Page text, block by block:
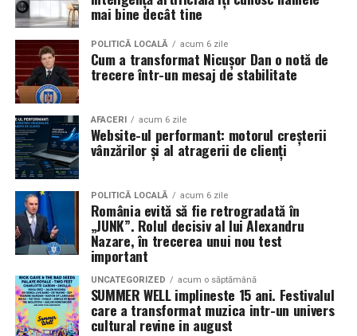
Sursa articol:BVON.ro
în mai multe orașe.
Pe11 februarieva avea loc proiecția specială
mea”de la Cinema City din City Park Constanța,de la
18:30, unde
regizorul Paul Decu și actrița Azaleea
Necula, originari din Constanța și împrejurimi, vor
prezenta filmul alături de colegii lor
Alexandra Răduță și Gabriel Vatavu.
Cinema City Shopping City Galați
12 februarie de la 18:30la întâlnirea cu actrițele
State și Azaleea Necula și regizorul Paul Decu.
Pe 13 februarie la ora 18:30, spectatorii dinIași
invitați la proiecția specială din
Mall, alături de regizorulPaul Decuși de
actoriiGabriel Vatavu, Sergiu Costache, Azaleea
Necula, Alexandra Răduță.
mai bine decât tine
POLITICĂ LOCALĂ acum 6 zile
Cum a transformat Nicușor Dan o notă de
trecere într-un mesaj de stabilitate
AFACERI acum 6 zile
Website-ul performant: motorul creșterii
vânzărilor și al atragerii de clienți
POLITICĂ LOCALĂ acum 6 zile
România evită să fie retrogradată în
„JUNK”. Rolul decisiv al lui Alexandru
Nazare, în trecerea unui nou test
important
UNCATEGORIZED acum o săptămână
SUMMER WELL implineste 15 ani. Festivalul
care a transformat muzica intr-un univers
cultural revine in august